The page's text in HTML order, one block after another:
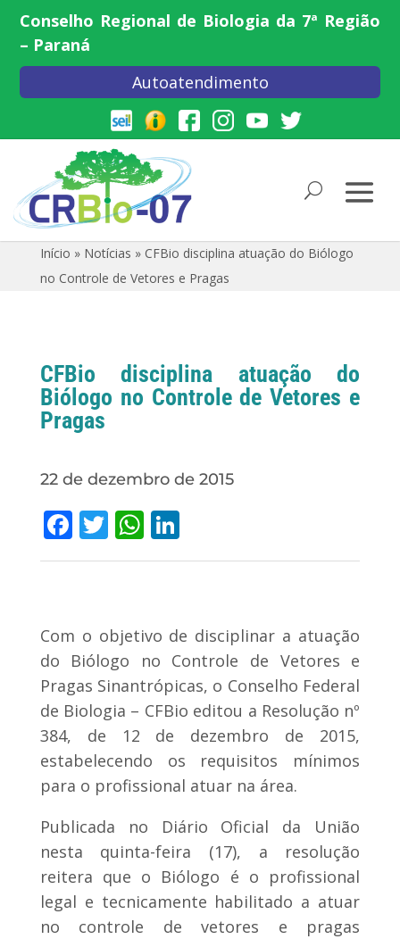
Conselho Regional de Biologia da 7ª Região
– Paraná
Autoatendimento
Início » Notícias » CFBio disciplina atuação do Biólogo
no Controle de Vetores e Pragas
CFBio disciplina atuação do
Biólogo no Controle de Vetores e
Pragas
22 de dezembro de 2015
Facebook
Twitter
WhatsApp
LinkedIn
Com o objetivo de disciplinar a atuação
do Biólogo no Controle de Vetores e
Pragas Sinantrópicas, o Conselho Federal
de Biologia – CFBio editou a Resolução nº
384, de 12 de dezembro de 2015,
estabelecendo os requisitos mínimos
para o profissional atuar na área.
Publicada no Diário Oficial da União
nesta quinta-feira (17), a resolução
reitera que o Biólogo é o profissional
legal e tecnicamente habilitado a atuar
no controle de vetores e pragas